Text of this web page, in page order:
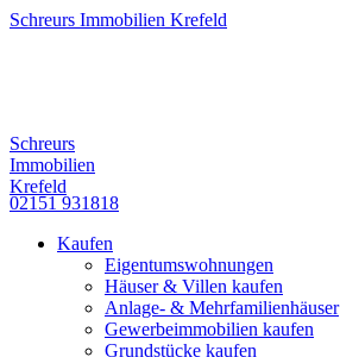
Schreurs Immobilien Krefeld
Schreurs
Immobilien
Krefeld
02151 931818
Kaufen
Eigentumswohnungen
Häuser & Villen kaufen
Anlage- & Mehrfamilienhäuser
Gewerbeimmobilien kaufen
Grundstücke kaufen